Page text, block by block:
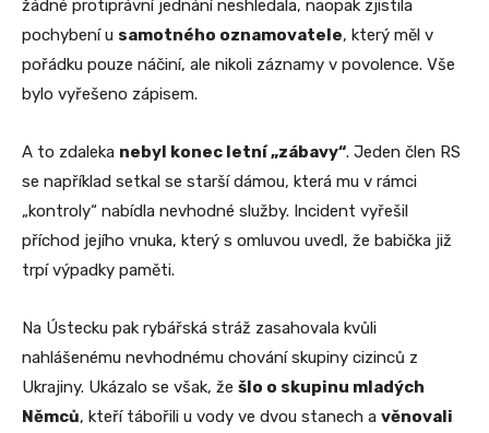
žádné protiprávní jednání neshledala, naopak zjistila
pochybení u samotného oznamovatele, který měl v
pořádku pouze náčiní, ale nikoli záznamy v povolence. Vše
bylo vyřešeno zápisem.
A to zdaleka nebyl konec letní „zábavy“. Jeden člen RS
se například setkal se starší dámou, která mu v rámci
„kontroly“ nabídla nevhodné služby. Incident vyřešil
příchod jejího vnuka, který s omluvou uvedl, že babička již
trpí výpadky paměti.
Na Ústecku pak rybářská stráž zasahovala kvůli
nahlášenému nevhodnému chování skupiny cizinců z
Ukrajiny. Ukázalo se však, že šlo o skupinu mladých
Němců, kteří tábořili u vody ve dvou stanech a věnovali